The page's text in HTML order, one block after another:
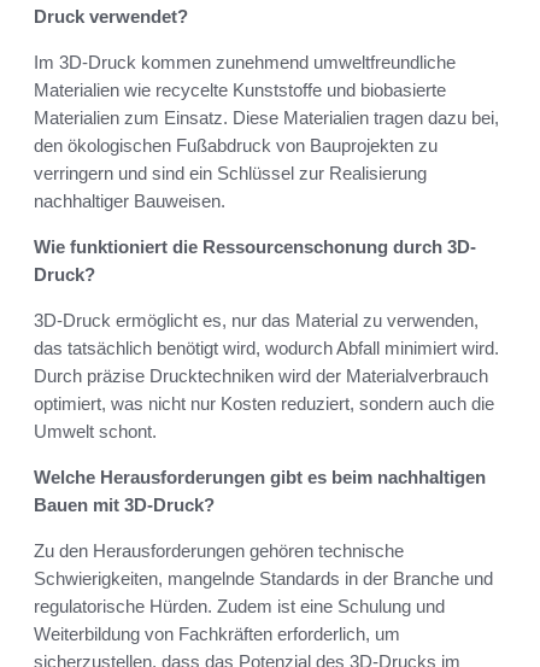
Druck verwendet?
Im 3D-Druck kommen zunehmend umweltfreundliche
Materialien wie recycelte Kunststoffe und biobasierte
Materialien zum Einsatz. Diese Materialien tragen dazu bei,
den ökologischen Fußabdruck von Bauprojekten zu
verringern und sind ein Schlüssel zur Realisierung
nachhaltiger Bauweisen.
Wie funktioniert die Ressourcenschonung durch 3D-
Druck?
3D-Druck ermöglicht es, nur das Material zu verwenden,
das tatsächlich benötigt wird, wodurch Abfall minimiert wird.
Durch präzise Drucktechniken wird der Materialverbrauch
optimiert, was nicht nur Kosten reduziert, sondern auch die
Umwelt schont.
Welche Herausforderungen gibt es beim nachhaltigen
Bauen mit 3D-Druck?
Zu den Herausforderungen gehören technische
Schwierigkeiten, mangelnde Standards in der Branche und
regulatorische Hürden. Zudem ist eine Schulung und
Weiterbildung von Fachkräften erforderlich, um
sicherzustellen, dass das Potenzial des 3D-Drucks im